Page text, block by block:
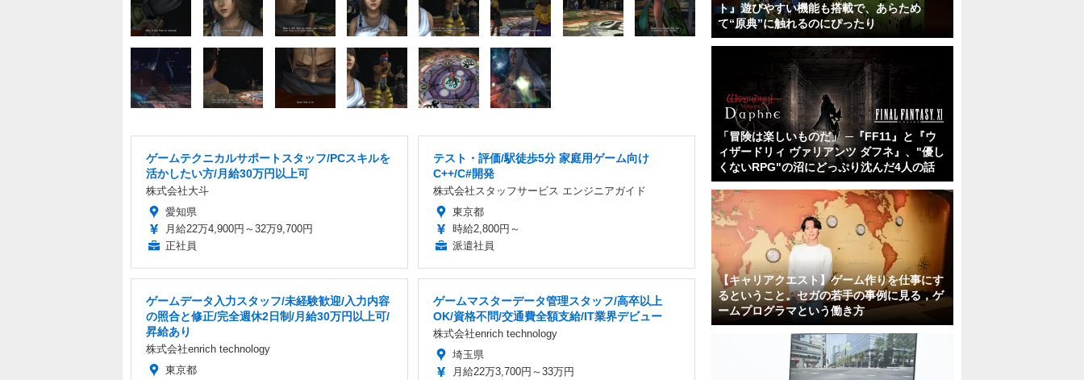
ゲームテクニカルサポートスタッフ/PCスキルを
活かしたい方/月給30万円以上可
株式会社大斗
愛知県
月給22万4,900円～32万9,700円
正社員
テスト・評価/駅徒歩5分 家庭用ゲーム向け
C++/C#開発
株式会社スタッフサービス エンジニアガイド
東京都
時給2,800円～
派遣社員
ゲームデータ入力スタッフ/未経験歓迎/入力内容
の照合と修正/完全週休2日制/月給30万円以上可/
昇給あり
株式会社enrich technology
東京都
ゲームマスターデータ管理スタッフ/高卒以上
OK/資格不問/交通費全額支給/IT業界デビュー
株式会社enrich technology
埼玉県
月給22万3,700円～33万円
ト』遊びやすい機能も搭載で、あらため
て“原典”に触れるのにぴったり
「冒険は楽しいものだ」 ─『FF11』と『ウ
ィザードリィ ヴァリアンツ ダフネ』、"優し
くないRPG"の沼にどっぷり沈んだ4人の話
【キャリアクエスト】ゲーム作りを仕事にす
るということ。セガの若手の事例に見る，ゲ
ームプログラマという働き方